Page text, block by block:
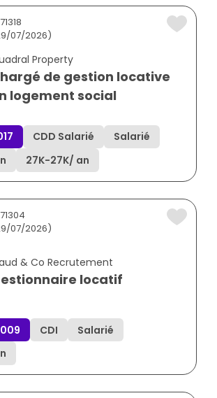
07/2026)
Property
de gestion locative
logement social
CDD Salarié
Salarié
27K-27K/ an
07/2026)
& Co Recrutement
locatif
CDI
Salarié